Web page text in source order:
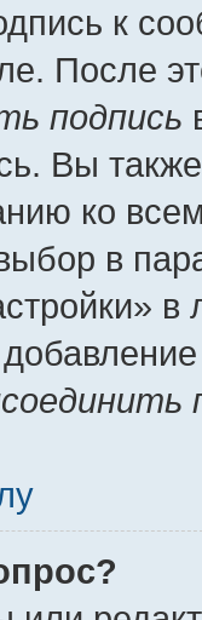
к
После
подпись
Вы
ко
в